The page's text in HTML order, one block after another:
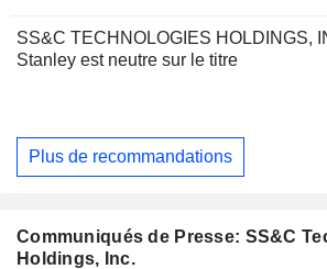
SS&C TECHNOLOGIES HOLDINGS,
Stanley est neutre sur le titre
Plus de recommandations
Communiqués de Presse: SS&C
Holdings, Inc.